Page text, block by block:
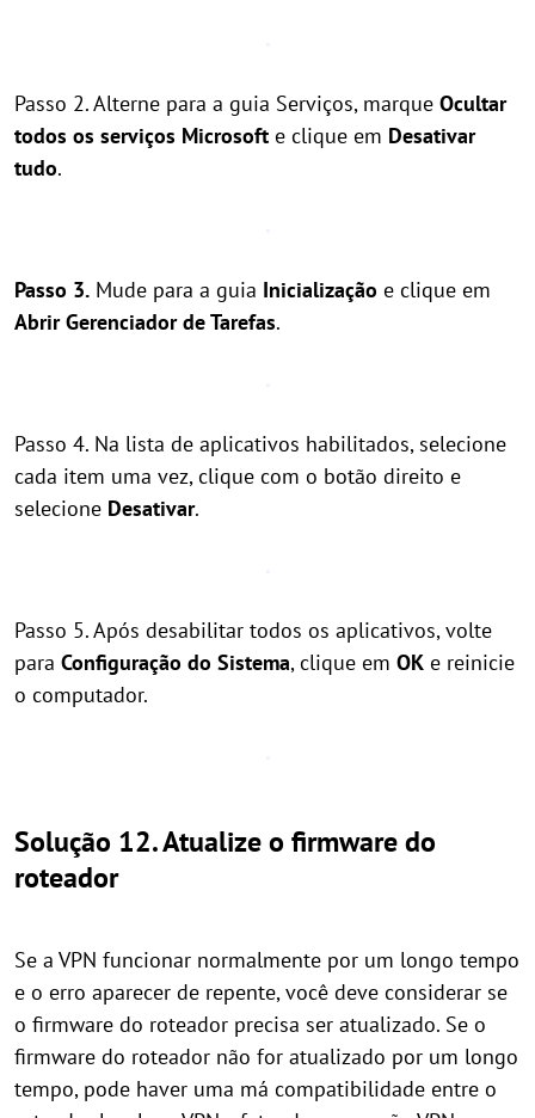
Passo 2. Alterne para a guia Serviços, marque Ocultar
todos os serviços Microsoft e clique em Desativar
tudo.
Passo 3. Mude para a guia Inicialização e clique em
Abrir Gerenciador de Tarefas.
Passo 4. Na lista de aplicativos habilitados, selecione
cada item uma vez, clique com o botão direito e
selecione Desativar.
Passo 5. Após desabilitar todos os aplicativos, volte
para Configuração do Sistema, clique em OK e reinicie
o computador.
Solução 12. Atualize o firmware do
roteador
Se a VPN funcionar normalmente por um longo tempo
e o erro aparecer de repente, você deve considerar se
o firmware do roteador precisa ser atualizado. Se o
firmware do roteador não for atualizado por um longo
tempo, pode haver uma má compatibilidade entre o